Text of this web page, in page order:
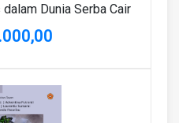
Dunia Serba Cair